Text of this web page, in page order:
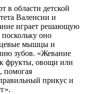
в области детской
Валенсии и
играет решающую
оно
мышцы и
зубов. «Жевание
фрукты, овощи или
помогая
прикус и